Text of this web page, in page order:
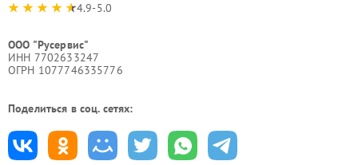
4.9-5.0
ООО "Русервис"
ИНН 7702633247
ОГРН 1077746335776
Поделиться в соц. сетях: